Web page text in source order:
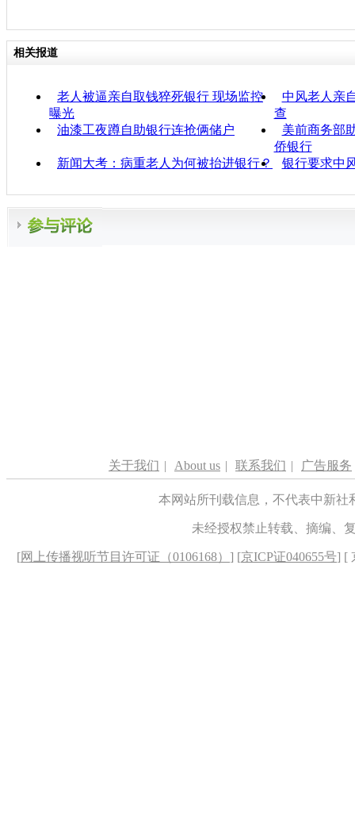
相关报道
老人被逼亲自取钱猝死银行 现场监控
曝光
中风老人亲
查
油漆工夜蹲自助银行连抢俩储户
美前商务部
侨银行
新闻大考：病重老人为何被抬进银行？
银行要求中
关于我们 | About us | 联系我们 | 广告服务
本网站所刊载信息，不代表中新
未经授权禁止转载、摘编、
[网上传播视听节目许可证（0106168） ] [京ICP证040655号] [